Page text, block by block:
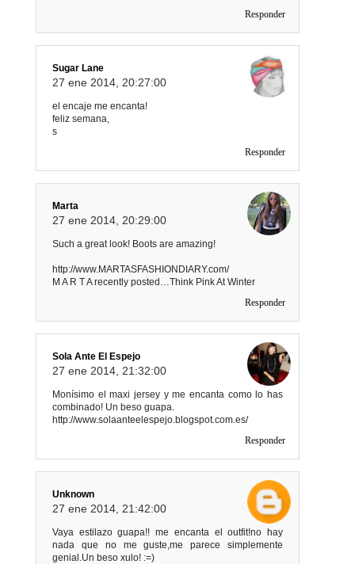
Responder
Sugar Lane
27 ene 2014, 20:27:00
el encaje me encanta!
feliz semana,
s
Responder
Marta
27 ene 2014, 20:29:00
Such a great look! Boots are amazing!
http://www.MARTASFASHIONDIARY.com/
M A R T A recently posted…Think Pink At Winter
Responder
Sola Ante El Espejo
27 ene 2014, 21:32:00
Monísimo el maxi jersey y me encanta como lo has
combinado! Un beso guapa.
http://www.solaanteelespejo.blogspot.com.es/
Responder
Unknown
27 ene 2014, 21:42:00
Vaya estilazo guapa!! me encanta el outfit!no hay
nada que no me guste,me parece simplemente
genial.Un beso xulo! :=)